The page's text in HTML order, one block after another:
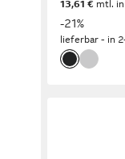
13,61 € mtl. in
-21%
lieferbar - in